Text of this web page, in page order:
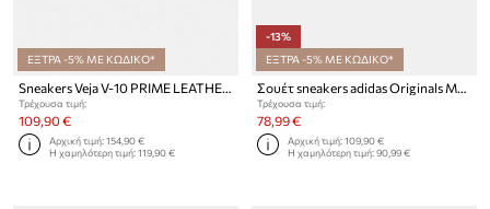
ΕΞΤΡΑ -5% ΜΕ ΚΩΔΙΚΟ*
Sneakers Veja V-10 PRIME LEATHER
Τρέχουσα τιμή:
109,90 €
Αρχική τιμή:154,90 €
Η χαμηλότερη τιμή:119,90 €
-13%
ΕΞΤΡΑ -5% ΜΕ ΚΩΔΙΚΟ*
Σουέτ sneakers adidas Originals Muenchen
Τρέχουσα τιμή:
78,99 €
Αρχική τιμή:109,90 €
Η χαμηλότερη τιμή:90,99 €